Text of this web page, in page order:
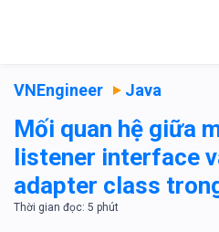
VNEngineer Java
Mối quan hệ giữa
listener interface
adapter class